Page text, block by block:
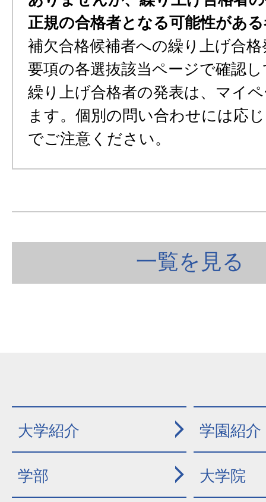
正規の合格者となる可能性があ
補欠合格候補者への繰り上げ合
要項の各選抜該当ページで確認
繰り上げ合格者の発表は、マイ
ます。個別の問い合わせには応
でご注意ください。
一覧を見る
大学紹介 学園紹介
学部 大学院